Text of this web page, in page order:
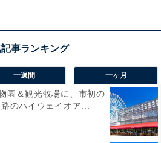
「朝食も夕食も美味しくいただ
あがっています。名高き美肌の
たい人や、佐賀の美食を味わい
す。
一週間 一ヶ月
園＆観光牧場に、市初の
のハイウェイオア...